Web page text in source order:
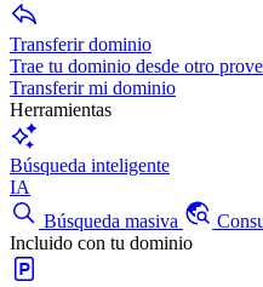
Transferir dominio
Trae tu dominio desde otro
Transferir mi dominio
Herramientas
Búsqueda inteligente
IA
Búsqueda masiva
Incluido con tu dominio